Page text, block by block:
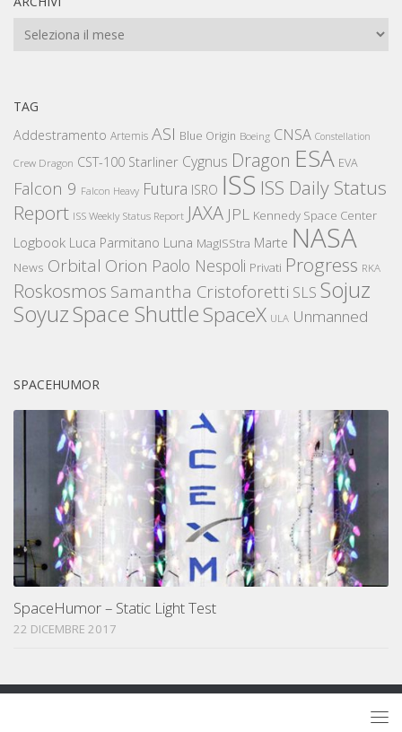
Archivi
TAG
Addestramento Artemis ASI Blue Origin Boeing CNSA Constellation
Crew Dragon CST-100 Starliner Cygnus Dragon ESA EVA
Falcon 9 Falcon Heavy Futura ISRO ISS ISS Daily Status
Report ISS Weekly Status Report JAXA JPL Kennedy Space Center
Logbook Luca Parmitano Luna MagISStra Marte NASA
News Orbital Orion Paolo Nespoli Privati Progress RKA
Roskosmos Samantha Cristoforetti SLS Sojuz
SoyuzSpace ShuttleSpaceX ULA Unmanned
SPACEHUMOR
SpaceHumor – Static Light Test
22 DICEMBRE 2017